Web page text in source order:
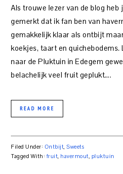
Als trouwe lezer van de blog
gemerkt dat ik fan ben van
gemakkelijk klaar als ontbijt
koekjes, taart en quichebodems.
naar de Pluktuin in Edegem
belachelijk veel fruit geplukt….
READ MORE
Filed Under: Ontbijt,Sweets
Tagged With: fruit, havermout, pluktuin